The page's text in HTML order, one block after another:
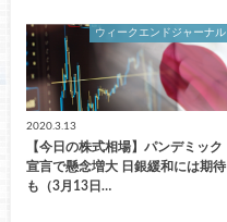
ウィークエンドジャーナル
2020.3.13
【今日の株式相場】パンデミック
宣言で懸念増大 日銀緩和には期待
も（3月13日…